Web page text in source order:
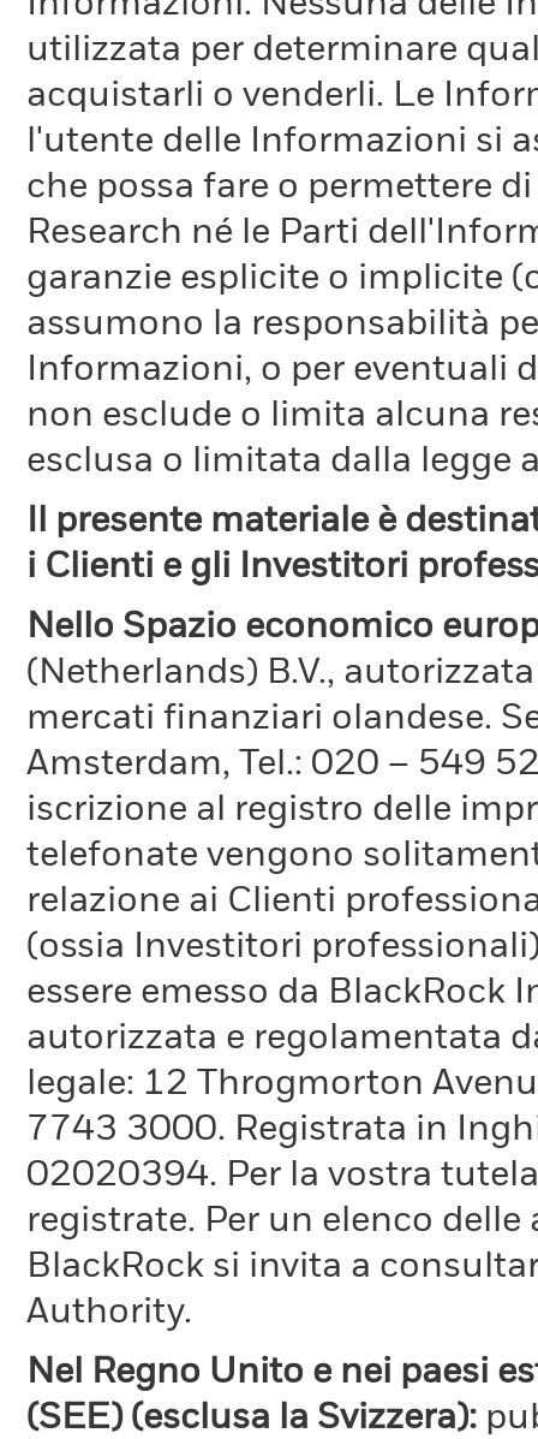
utilizzata per determinare
acquistarli o venderli. Le
l'utente delle Informazioni si
che possa fare o permettere
Research né le Parti
garanzie esplicite o implicite
assumono la responsabilità
Informazioni, o per eventuali
non esclude o limita alcuna
esclusa o limitata dalla legge
Il presente materiale è
i Clienti e gli Investitori
Nello Spazio economico
(Netherlands) B.V.,
mercati finanziari olandese.
Amsterdam, Tel.: 020 – 549
iscrizione al registro delle
telefonate vengono
relazione ai Clienti
(ossia Investitori
essere emesso da
autorizzata e regolamentata
legale: 12 Throgmorton
7743 3000. Registrata in
02020394. Per la vostra
registrate. Per un elenco
BlackRock si invita a
Authority.
Nel Regno Unito e nei paesi
(SEE) (esclusa la Svizzera):